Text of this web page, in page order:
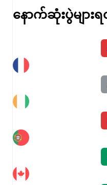
နောက်ဆုံးပွဲများ